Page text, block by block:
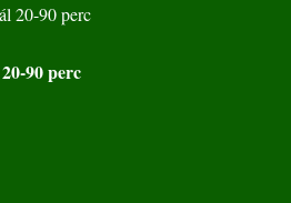
90 perc